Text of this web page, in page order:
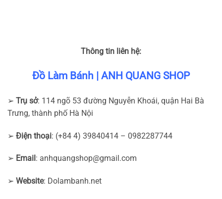
Thông tin liên hệ:
Đồ Làm Bánh | ANH QUANG SHOP
➢ Trụ sở: 114 ngõ 53 đường Nguyễn Khoái, quận Hai Bà
Trưng, thành phố Hà Nội
➢ Điện thoại: (+84 4) 39840414 – 0982287744
➢ Email : anhquangshop@gmail.com
➢ Website: Dolambanh.net